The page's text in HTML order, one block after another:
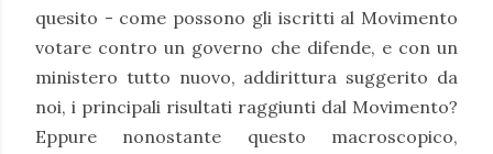
quesito - come possono gli iscritti al Movimento
votare contro un governo che difende, e con un
ministero tutto nuovo, addirittura suggerito da
noi, i principali risultati raggiunti dal Movimento?
Eppure nonostante questo macroscopico,